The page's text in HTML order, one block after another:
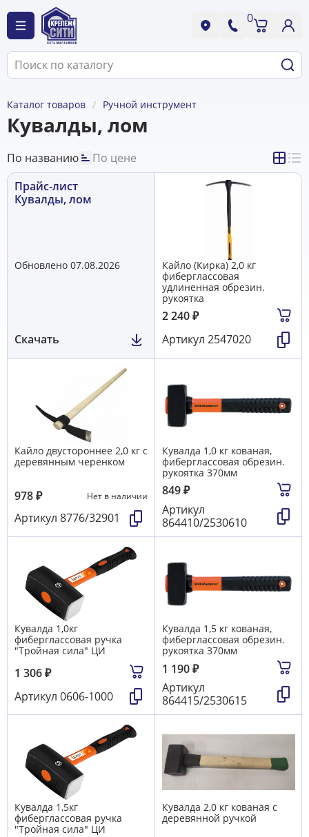
0
Каталог товаров Ручной инструмент
Кувалды, лом
По названию
По цене
Прайс-лист
Кувалды, лом
Обновлено 07.08.2026
Скачать
Кайло (Кирка) 2,0 кг
фиберглассовая
удлиненная обрезин.
рукоятка
2 240₽
Артикул 2547020
Кайло двустороннее 2,0 кг с
деревянным черенком
978₽ Нет в наличии
Артикул 8776/32901
Кувалда 1,0 кг кованая,
фиберглассовая обрезин.
рукоятка 370мм
849₽
Артикул
864410/2530610
Кувалда 1,0кг
фиберглассовая ручка
"Тройная сила" ЦИ
1 306₽
Артикул 0606-1000
Кувалда 1,5 кг кованая,
фиберглассовая обрезин.
рукоятка 370мм
1 190₽
Артикул
864415/2530615
Кувалда 1,5кг
фиберглассовая ручка
"Тройная сила" ЦИ
Кувалда 2,0 кг кованая с
деревянной ручкой